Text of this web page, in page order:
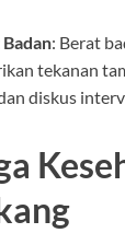
: Berat
tekanan
diskus